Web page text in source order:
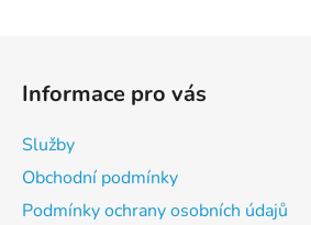
Informace pro vás
Služby
Obchodní podmínky
Podmínky ochrany osobních údajů